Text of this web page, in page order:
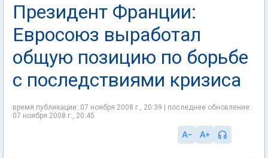
Президент Франции:
Евросоюз выработал
общую позицию по борьбе
с последствиями кризиса
время публикации: 07 ноября 2008 г., 20:39 | последнее обновление:
07 ноября 2008 г., 20:45